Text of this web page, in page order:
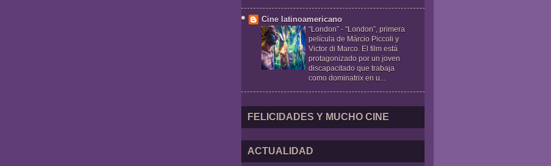
Cine latinoamericano
“London” - “London”, primera
película de Márcio Piccoli y
Victor di Marco. El film está
protagonizado por un joven
discapacitado que trabaja
como dominatrix en u...
FELICIDADES Y MUCHO CINE
ACTUALIDAD